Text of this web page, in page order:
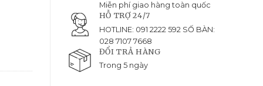
Miễn phí giao hàng toàn quốc
HỖ TRỢ 24/7
HOTLINE: 091 2222 592 SỐ BÀN:
028 7107 7668
ĐỔI TRẢ HÀNG
Trong 5 ngày